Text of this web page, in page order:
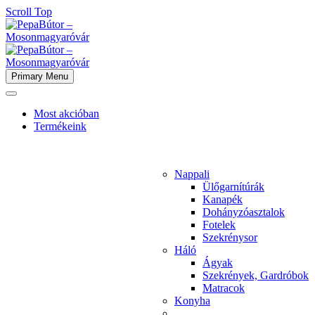
Scroll Top
Primary Menu
Most akcióban
Termékeink
Nappali
Ülőgarnítúrák
Kanapék
Dohányzóasztalok
Fotelek
Szekrénysor
Háló
Ágyak
Szekrények, Gardróbok
Matracok
Konyha